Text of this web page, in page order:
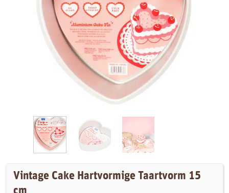
Vintage Cake Hartvormige Taartvorm 15
cm